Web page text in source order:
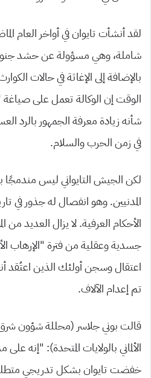
لقد أنشأت تايوان في أواخر العام
شاملة، وهي مسؤولة عن حشد جنود
بالإضافة إلى الإغاثة في حالات
الوقت إن الوكالة تعمل على
شأنه زيادة معرفة الجمهور بالرد
في زمن الحرب والسلام.
لكن الجيش التايواني ليس مندمجًا
المدنيين. وهو انفصال له جذور في
الأحكام العرفية. لا يزال العديد
جسدية وعقلية من فترة “الإرهاب
اعتقال وسجن أولئك الذين اعتُقد
تم إعدام الآلاف.
قالت بوني جلاسر (محللة شؤون
الألماني بالولايات المتحدة): “إنه
خفضت تايوان بشكل تدريجي